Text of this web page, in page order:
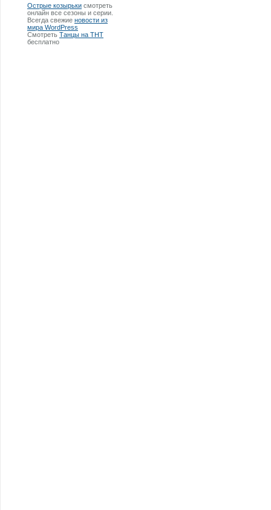
Острые козырьки смотреть
онлайн все сезоны и серии.
Всегда свежие новости из
мира WordPress
Смотреть Танцы на ТНТ
бесплатно